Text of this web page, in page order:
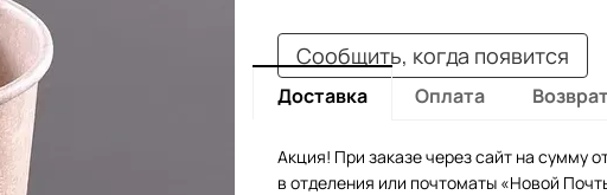
Сообщить, когда появится
Доставка Оплата Возврат
Акция! При заказе через сайт на сумму
в отделения или почтоматы «Новой